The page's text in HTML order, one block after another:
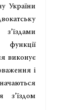
України
виконує
і
з’їздом